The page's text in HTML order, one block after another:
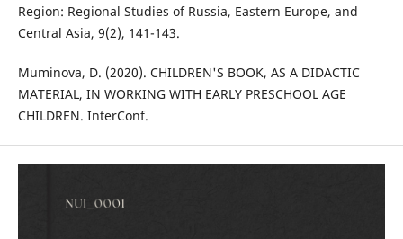
Region: Regional Studies of Russia, Eastern Europe, and
Central Asia, 9(2), 141-143.
Muminova, D. (2020). CHILDREN'S BOOK, AS A DIDACTIC
MATERIAL, IN WORKING WITH EARLY PRESCHOOL AGE
CHILDREN. InterConf.